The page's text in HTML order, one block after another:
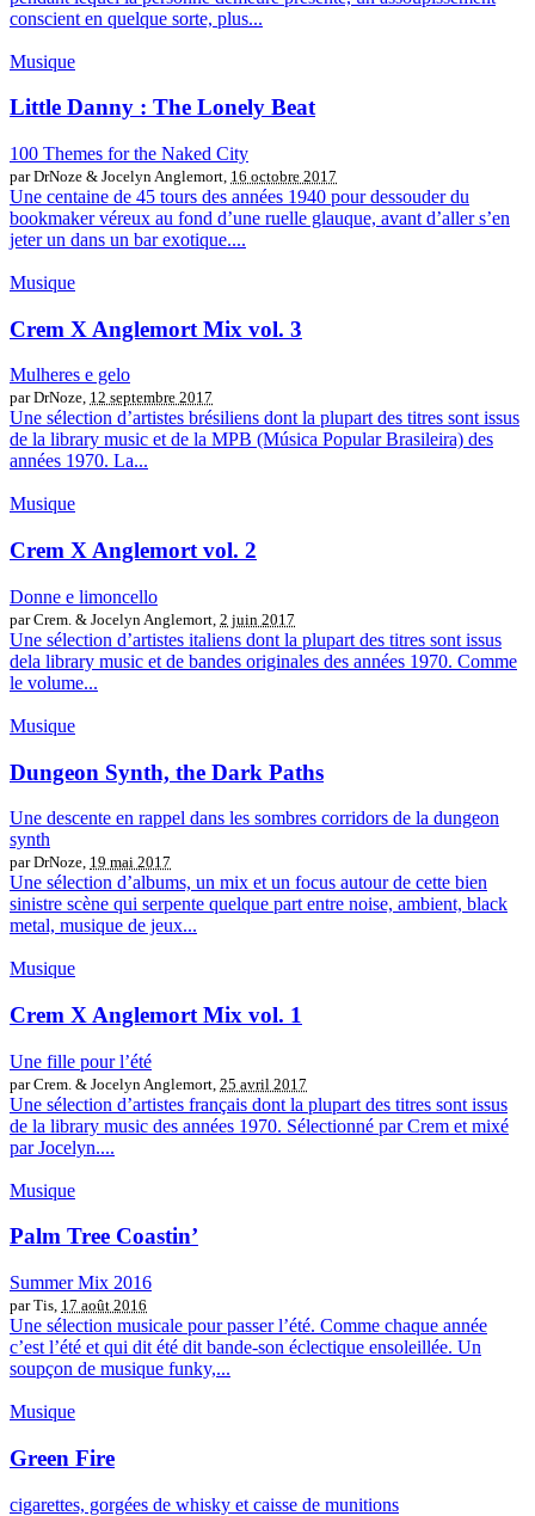
conscient en quelque sorte, plus...
Musique
Little Danny : The Lonely Beat
100 Themes for the Naked City
par DrNoze & Jocelyn Anglemort, 16 octobre 2017
Une centaine de 45 tours des années 1940 pour dessouder du
bookmaker véreux au fond d’une ruelle glauque, avant d’aller s’en
jeter un dans un bar exotique....
Musique
Crem X Anglemort Mix vol. 3
Mulheres e gelo
par DrNoze, 12 septembre 2017
Une sélection d’artistes brésiliens dont la plupart des titres sont issus
de la library music et de la MPB (Música Popular Brasileira) des
années 1970. La...
Musique
Crem X Anglemort vol. 2
Donne e limoncello
par Crem. & Jocelyn Anglemort, 2 juin 2017
Une sélection d’artistes italiens dont la plupart des titres sont issus
dela library music et de bandes originales des années 1970. Comme
le volume...
Musique
Dungeon Synth, the Dark Paths
Une descente en rappel dans les sombres corridors de la dungeon
synth
par DrNoze, 19 mai 2017
Une sélection d’albums, un mix et un focus autour de cette bien
sinistre scène qui serpente quelque part entre noise, ambient, black
metal, musique de jeux...
Musique
Crem X Anglemort Mix vol. 1
Une fille pour l’été
par Crem. & Jocelyn Anglemort, 25 avril 2017
Une sélection d’artistes français dont la plupart des titres sont issus
de la library music des années 1970. Sélectionné par Crem et mixé
par Jocelyn....
Musique
Palm Tree Coastin’
Summer Mix 2016
par Tis, 17 août 2016
Une sélection musicale pour passer l’été. Comme chaque année
c’est l’été et qui dit été dit bande-son éclectique ensoleillée. Un
soupçon de musique funky,...
Musique
Green Fire
cigarettes, gorgées de whisky et caisse de munitions